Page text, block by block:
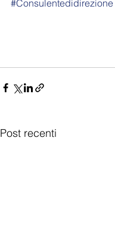
#Consulentedidirezione
Post recenti